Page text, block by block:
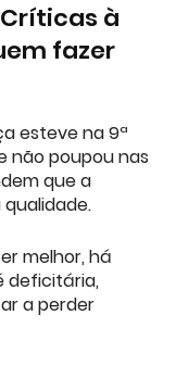
à
fazer
esteve na 9ª
não poupou nas
que a
melhor, há
deficitária,
a perder